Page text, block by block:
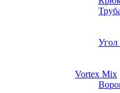
Угол
Vortex Mix